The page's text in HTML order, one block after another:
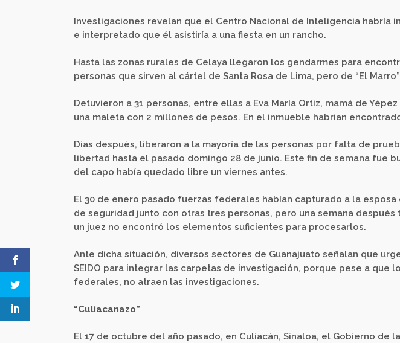
Investigaciones revelan que el Centro Nacional de Inteligencia habría
e interpretado que él asistiría a una fiesta en un rancho.
Hasta las zonas rurales de Celaya llegaron los gendarmes para
personas que sirven al cártel de Santa Rosa de Lima, pero de “El
Detuvieron a 31 personas, entre ellas a Eva María Ortiz, mamá de
una maleta con 2 millones de pesos. En el inmueble habrían
Días después, liberaron a la mayoría de las personas por falta de
libertad hasta el pasado domingo 28 de junio. Este fin de semana fue
del capo había quedado libre un viernes antes.
El 30 de enero pasado fuerzas federales habían capturado a la esposa
de seguridad junto con otras tres personas, pero una semana
un juez no encontró los elementos suficientes para procesarlos.
Ante dicha situación, diversos sectores de Guanajuato señalan que
SEIDO para integrar las carpetas de investigación, porque pese a que
federales, no atraen las investigaciones.
“Culiacanazo”
El 17 de octubre del año pasado, en Culiacán, Sinaloa, el Gobierno de